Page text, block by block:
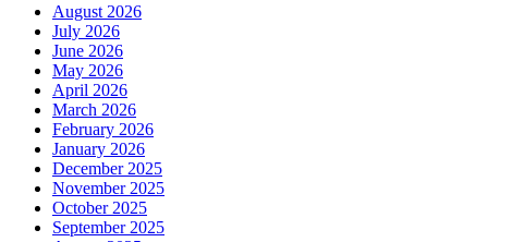
August 2026
July 2026
June 2026
May 2026
April 2026
March 2026
February 2026
January 2026
December 2025
November 2025
October 2025
September 2025